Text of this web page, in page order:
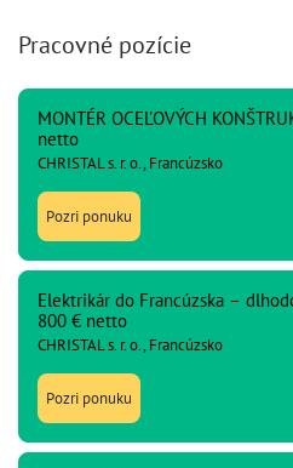
Pracovné pozície
MONTÉR OCEĽOVÝCH
netto
CHRISTAL s. r. o., Francúzsko
Pozri ponuku
Elektrikár do Francúzska –
800 € netto
CHRISTAL s. r. o., Francúzsko
Pozri ponuku